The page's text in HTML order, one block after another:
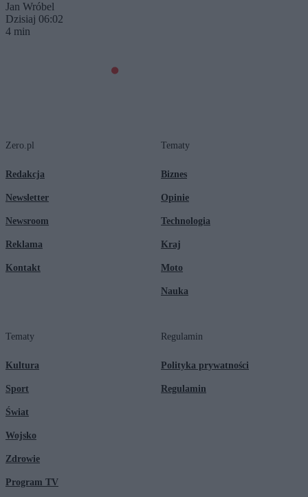
Jan Wróbel
Dzisiaj 06:02
4 min
Zero.pl
Redakcja
Newsletter
Newsroom
Reklama
Kontakt
Tematy
Biznes
Opinie
Technologia
Kraj
Moto
Nauka
Tematy
Kultura
Sport
Świat
Wojsko
Zdrowie
Program TV
Regulamin
Polityka prywatności
Regulamin